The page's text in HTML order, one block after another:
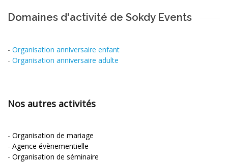
Domaines d'activité de Sokdy Events
- Organisation anniversaire enfant
- Organisation anniversaire adulte
Nos autres activités
- Organisation de mariage
- Agence évènementielle
- Organisation de séminaire